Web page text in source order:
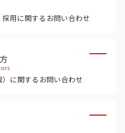
に関する課題
用に関するお問い合わせ
に関するお問い合わせ